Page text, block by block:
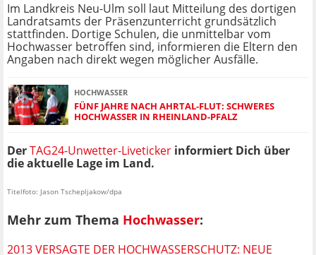
Im Landkreis Neu-Ulm soll laut Mitteilung des dortigen
Landratsamts der Präsenzunterricht grundsätzlich
stattfinden. Dortige Schulen, die unmittelbar vom
Hochwasser betroffen sind, informieren die Eltern den
Angaben nach direkt wegen möglicher Ausfälle.
HOCHWASSER
FÜNF JAHRE NACH AHRTAL-FLUT: SCHWERES
HOCHWASSER IN RHEINLAND-PFALZ
DerTAG24-Unwetter-Liveticker informiert Dich über
die aktuelle Lage im Land.
Titelfoto: Jason Tschepljakow/dpa
Mehr zum Thema Hochwasser:
2013 VERSAGTE DER HOCHWASSERSCHUTZ: NEUE